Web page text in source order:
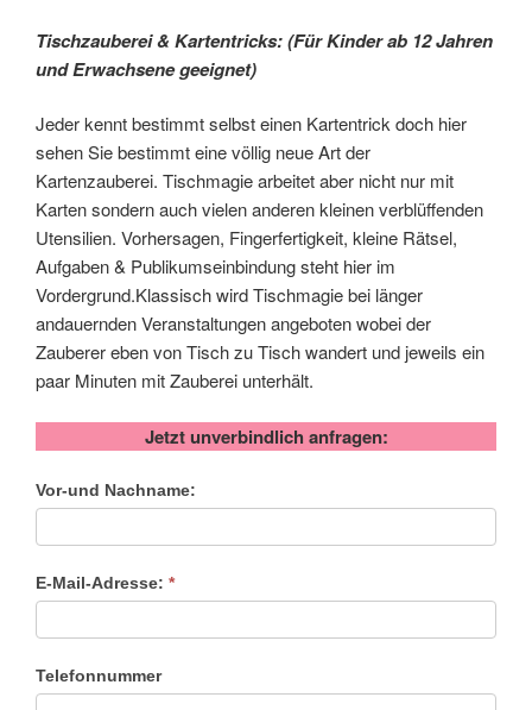
Tischzauberei & Kartentricks: (Für Kinder ab 12 Jahren
und Erwachsene geeignet)
Jeder kennt bestimmt selbst einen Kartentrick doch hier
sehen Sie bestimmt eine völlig neue Art der
Kartenzauberei. Tischmagie arbeitet aber nicht nur mit
Karten sondern auch vielen anderen kleinen verblüffenden
Utensilien. Vorhersagen, Fingerfertigkeit, kleine Rätsel,
Aufgaben & Publikumseinbindung steht hier im
Vordergrund.Klassisch wird Tischmagie bei länger
andauernden Veranstaltungen angeboten wobei der
Zauberer eben von Tisch zu Tisch wandert und jeweils ein
paar Minuten mit Zauberei unterhält.
Jetzt unverbindlich anfragen:
Anfrage
Vor-und Nachname:
E-Mail-Adresse: *
Telefonnummer